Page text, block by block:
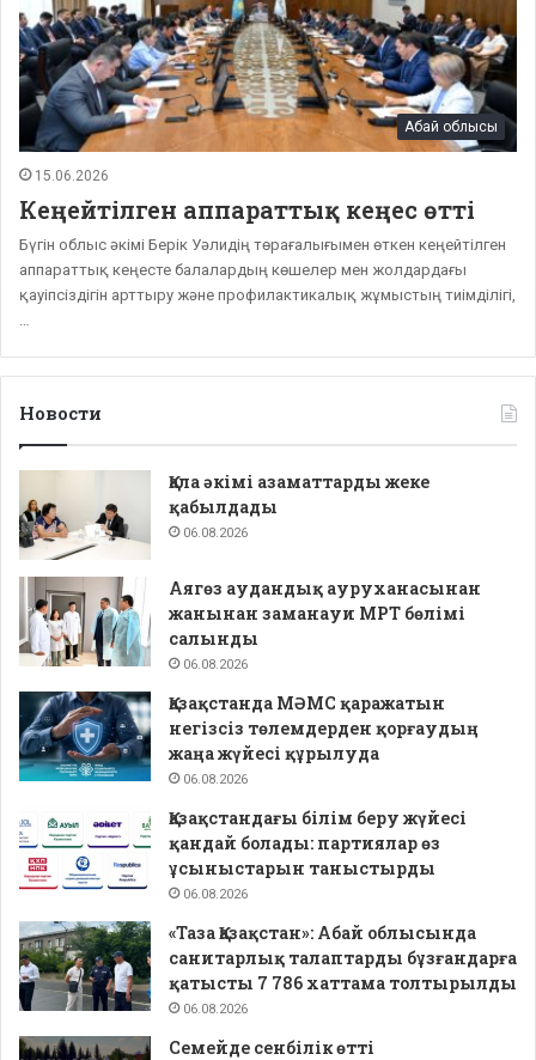
Абай облысы
15.06.2026
Кеңейтілген аппараттық кеңес өтті
Бүгін облыс әкімі Берік Уәлидің төрағалығымен өткен кеңейтілген
аппараттық кеңесте балалардың көшелер мен жолдардағы
қауіпсіздігін арттыру және профилактикалық жұмыстың тиімділігі,
Новости
Қала әкімі азаматтарды жеке
қабылдады
06.08.2026
Аягөз аудандық ауруханасынан
жанынан заманауи МРТ бөлімі
салынды
06.08.2026
Қазақстанда МӘМС қаражатын
негізсіз төлемдерден қорғаудың
жаңа жүйесі құрылуда
06.08.2026
Қазақстандағы білім беру жүйесі
қандай болады: партиялар өз
ұсыныстарын таныстырды
06.08.2026
«Таза Қазақстан»: Абай облысында
санитарлық талаптарды бұзғандарға
қатысты 7 786 хаттама толтырылды
06.08.2026
Семейде сенбілік өтті